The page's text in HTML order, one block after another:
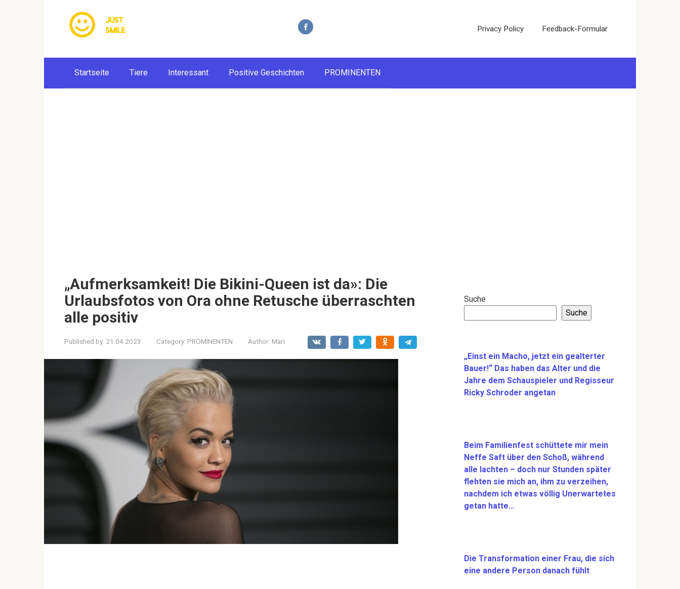
Privacy Policy Feedback-Formular
Startseite Tiere Interessant Positive Geschichten PROMINENTEN
„Aufmerksamkeit! Die Bikini-Queen ist da»: Die
Urlaubsfotos von Ora ohne Retusche überraschten
alle positiv
Published by: 21.04.2023 Category: PROMINENTEN Author: Mari
Suche
Suche
„Einst ein Macho, jetzt ein gealterter
Bauer!“ Das haben das Alter und die
Jahre dem Schauspieler und Regisseur
Ricky Schroder angetan
Beim Familienfest schüttete mir mein
Neffe Saft über den Schoß, während
alle lachten – doch nur Stunden später
flehten sie mich an, ihm zu verzeihen,
nachdem ich etwas völlig Unerwartetes
getan hatte…
Die Transformation einer Frau, die sich
eine andere Person danach fühlt